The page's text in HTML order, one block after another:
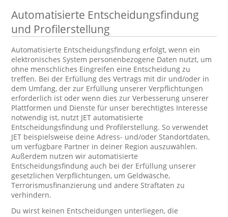
Automatisierte Entscheidungsfindung
und Profilerstellung
Automatisierte Entscheidungsfindung erfolgt, wenn ein
elektronisches System personenbezogene Daten nutzt, um
ohne menschliches Eingreifen eine Entscheidung zu
treffen. Bei der Erfüllung des Vertrags mit dir und/oder in
dem Umfang, der zur Erfüllung unserer Verpflichtungen
erforderlich ist oder wenn dies zur Verbesserung unserer
Plattformen und Dienste für unser berechtigtes Interesse
notwendig ist, nutzt JET automatisierte
Entscheidungsfindung und Profilerstellung. So verwendet
JET beispielsweise deine Adress- und/oder Standortdaten,
um verfügbare Partner in deiner Region auszuwählen.
Außerdem nutzen wir automatisierte
Entscheidungsfindung auch bei der Erfüllung unserer
gesetzlichen Verpflichtungen, um Geldwäsche,
Terrorismusfinanzierung und andere Straftaten zu
verhindern.
Du wirst keinen Entscheidungen unterliegen, die